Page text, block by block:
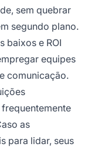
sem quebrar
segundo plano.
baixos e ROI
equipes
comunicação.
as
para lidar, seus